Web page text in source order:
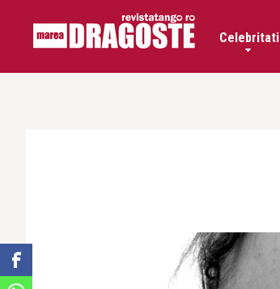
Celebritati